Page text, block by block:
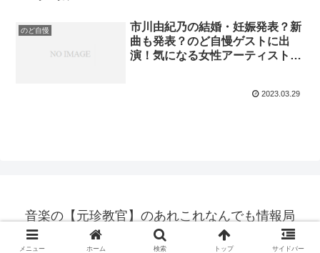
のど自慢
市川由紀乃の結婚・妊娠発表？新
曲も発表？のど自慢ゲストに出
演！気になる女性アーティストの
2023.03.29
音楽の【元珍教官】のあれこれなんでも情報局
© 2022 音楽の【元珍教官】のあれこれなんでも情報局.
メニュー ホーム 検索 トップ サイドバー